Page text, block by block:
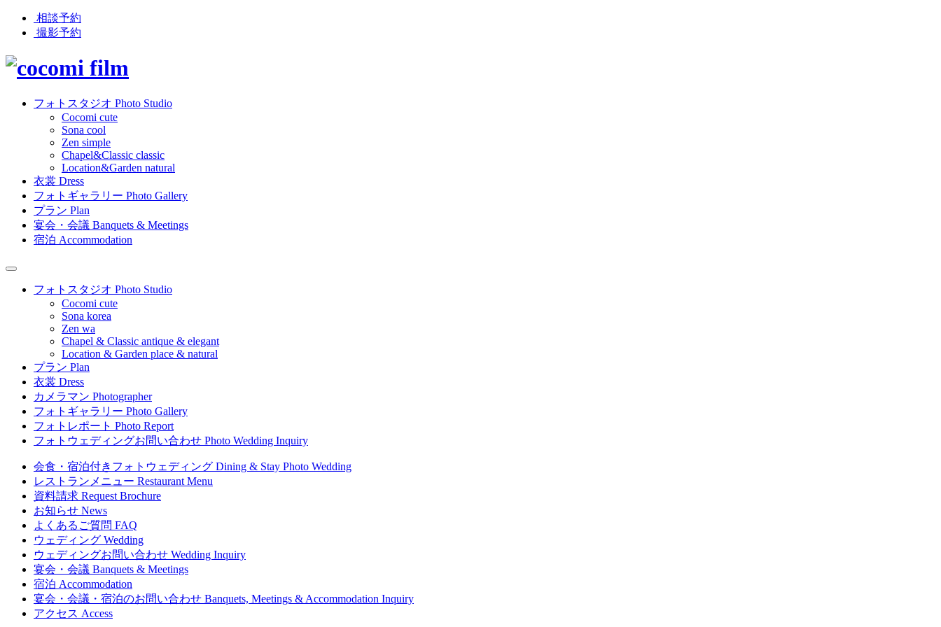
相談予約
撮影予約
フォトスタジオ Photo Studio
Cocomi cute
Sona cool
Zen simple
Chapel&Classic classic
Location&Garden natural
衣裳 Dress
フォトギャラリー Photo Gallery
プラン Plan
宴会・会議 Banquets & Meetings
宿泊 Accommodation
フォトスタジオ Photo Studio
Cocomi cute
Sona korea
Zen wa
Chapel & Classic antique & elegant
Location & Garden place & natural
プラン Plan
衣裳 Dress
カメラマン Photographer
フォトギャラリー Photo Gallery
フォトレポート Photo Report
フォトウェディングお問い合わせ Photo Wedding Inquiry
会食・宿泊付きフォトウェディング Dining & Stay Photo Wedding
レストランメニュー Restaurant Menu
資料請求 Request Brochure
お知らせ News
よくあるご質問 FAQ
ウェディング Wedding
ウェディングお問い合わせ Wedding Inquiry
宴会・会議 Banquets & Meetings
宿泊 Accommodation
宴会・会議・宿泊のお問い合わせ Banquets, Meetings & Accommodation Inquiry
アクセス Access